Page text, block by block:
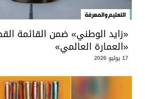
التعليم والمعرفة
«زايد الوطني» ضمن القائمة
«العمارة العالمي»
17 يوليو 2026